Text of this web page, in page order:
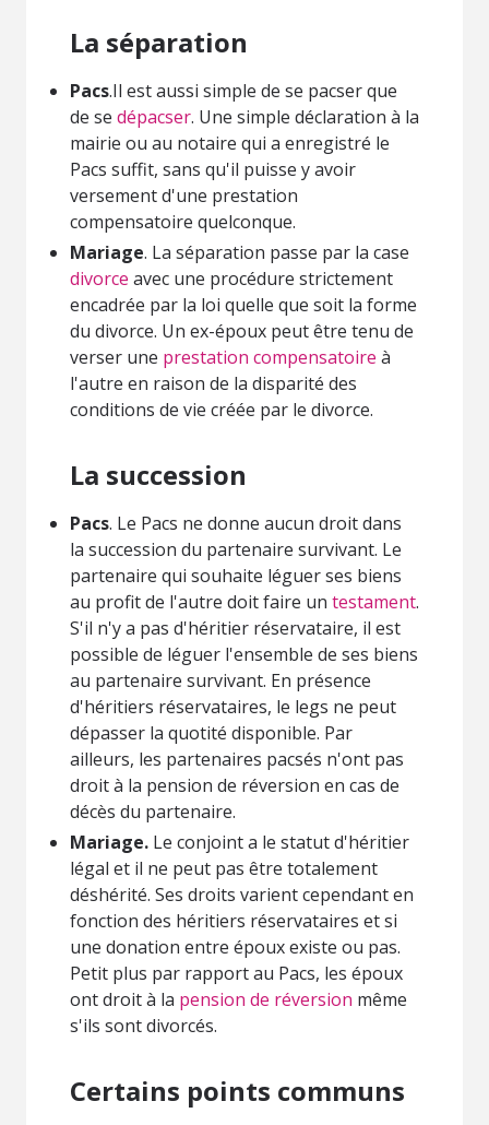
La séparation
Pacs.Il est aussi simple de se pacser que
de se dépacser. Une simple déclaration à la
mairie ou au notaire qui a enregistré le
Pacs suffit, sans qu'il puisse y avoir
versement d'une prestation
compensatoire quelconque.
Mariage. La séparation passe par la case
divorce avec une procédure strictement
encadrée par la loi quelle que soit la forme
du divorce. Un ex-époux peut être tenu de
verser une prestation compensatoire à
l'autre en raison de la disparité des
conditions de vie créée par le divorce.
La succession
Pacs. Le Pacs ne donne aucun droit dans
la succession du partenaire survivant. Le
partenaire qui souhaite léguer ses biens
au profit de l'autre doit faire un testament.
S'il n'y a pas d'héritier réservataire, il est
possible de léguer l'ensemble de ses biens
au partenaire survivant. En présence
d'héritiers réservataires, le legs ne peut
dépasser la quotité disponible. Par
ailleurs, les partenaires pacsés n'ont pas
droit à la pension de réversion en cas de
décès du partenaire.
Mariage. Le conjoint a le statut d'héritier
légal et il ne peut pas être totalement
déshérité. Ses droits varient cependant en
fonction des héritiers réservataires et si
une donation entre époux existe ou pas.
Petit plus par rapport au Pacs, les époux
ont droit à la pension de réversion même
s'ils sont divorcés.
Certains points communs